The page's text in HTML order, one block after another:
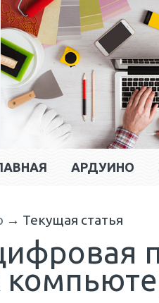
АРДУИНО
→ Текущая статья